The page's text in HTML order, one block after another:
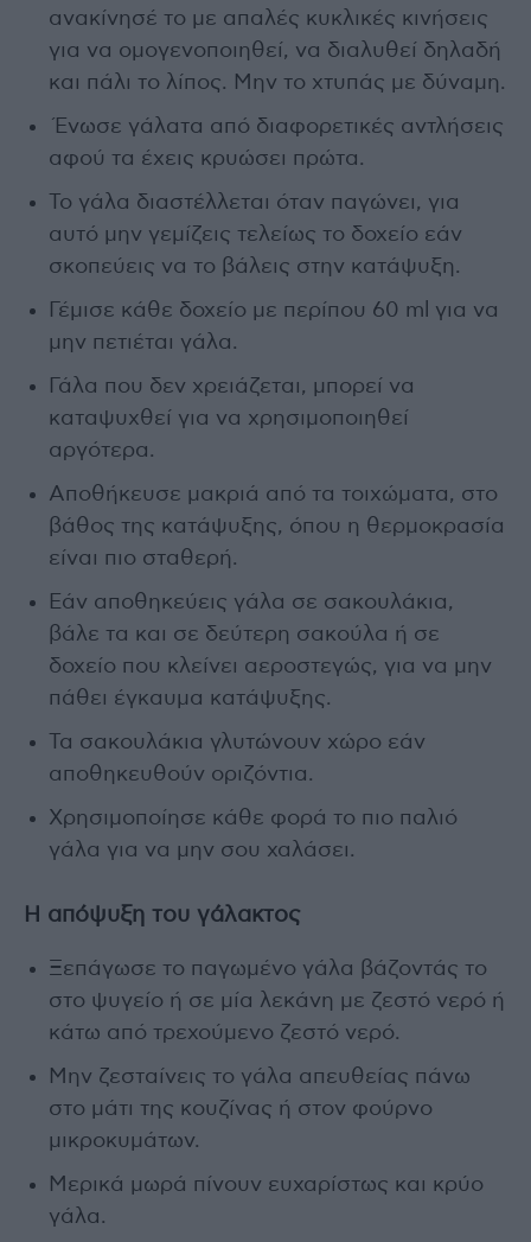
ανακίνησέ το με απαλές κυκλικές κινήσεις
για να ομογενοποιηθεί, να διαλυθεί δηλαδή
και πάλι το λίπος. Μην το χτυπάς με δύναμη.
Ένωσε γάλατα από διαφορετικές αντλήσεις
αφού τα έχεις κρυώσει πρώτα.
Το γάλα διαστέλλεται όταν παγώνει, για
αυτό μην γεμίζεις τελείως το δοχείο εάν
σκοπεύεις να το βάλεις στην κατάψυξη.
Γέμισε κάθε δοχείο με περίπου 60 ml για να
μην πετιέται γάλα.
Γάλα που δεν χρειάζεται, μπορεί να
καταψυχθεί για να χρησιμοποιηθεί
αργότερα.
Αποθήκευσε μακριά από τα τοιχώματα, στο
βάθος της κατάψυξης, όπου η θερμοκρασία
είναι πιο σταθερή.
Εάν αποθηκεύεις γάλα σε σακουλάκια,
βάλε τα και σε δεύτερη σακούλα ή σε
δοχείο που κλείνει αεροστεγώς, για να μην
πάθει έγκαυμα κατάψυξης.
Τα σακουλάκια γλυτώνουν χώρο εάν
αποθηκευθούν οριζόντια.
Χρησιμοποίησε κάθε φορά το πιο παλιό
γάλα για να μην σου χαλάσει.
Η απόψυξη του γάλακτος
Ξεπάγωσε το παγωμένο γάλα βάζοντάς το
στο ψυγείο ή σε μία λεκάνη με ζεστό νερό ή
κάτω από τρεχούμενο ζεστό νερό.
Μην ζεσταίνεις το γάλα απευθείας πάνω
στο μάτι της κουζίνας ή στον φούρνο
μικροκυμάτων.
Μερικά μωρά πίνουν ευχαρίστως και κρύο
γάλα.